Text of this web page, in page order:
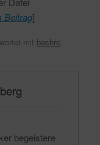
Beitrag]
mit bashrc,
begeistere